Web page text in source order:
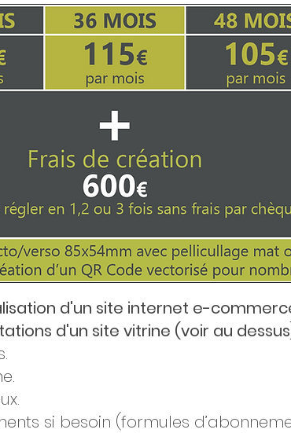
d'un site internet e-
d'un site vitrine (voir au
si besoin (formules